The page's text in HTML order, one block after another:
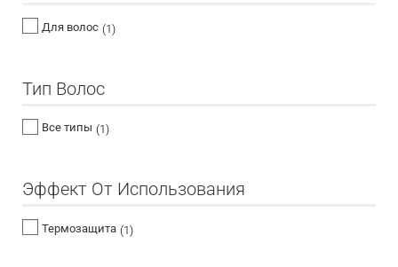
Для волос (1)
Тип Волос
Все типы (1)
Эффект От Использования
Термозащита (1)